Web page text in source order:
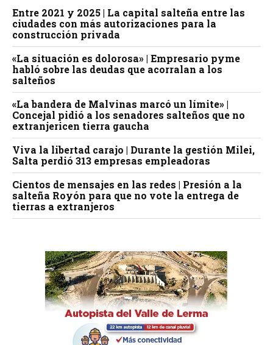
Entre 2021 y 2025 | La capital salteña entre las
ciudades con más autorizaciones para la
construcción privada
«La situación es dolorosa» | Empresario pyme
habló sobre las deudas que acorralan a los
salteños
«La bandera de Malvinas marcó un límite» |
Concejal pidió a los senadores salteños que no
extranjericen tierra gaucha
Viva la libertad carajo | Durante la gestión Milei,
Salta perdió 313 empresas empleadoras
Cientos de mensajes en las redes | Presión a la
salteña Royón para que no vote la entrega de
tierras a extranjeros